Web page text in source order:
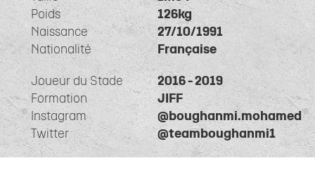
Poids
126kg
Naissance
27/10/1991
Nationalité
Française
Joueur du Stade
2016 - 2019
Formation
JIFF
Instagram
@boughanmi.mohamed
Twitter
@teamboughanmi1